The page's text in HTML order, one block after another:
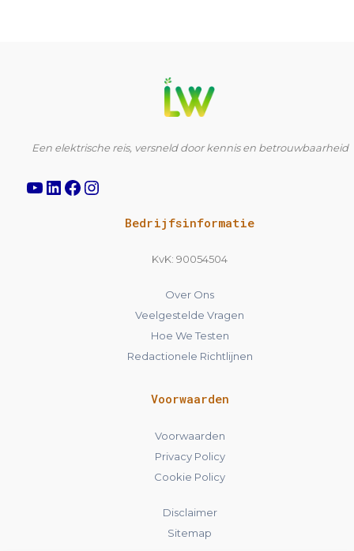
Een elektrische reis, versneld door kennis en betrouwbaarheid
Instagram
Bedrijfsinformatie
KvK: 90054504
Over Ons
Veelgestelde Vragen
Hoe We Testen
Redactionele Richtlijnen
Voorwaarden
Voorwaarden
Privacy Policy
Cookie Policy
Disclaimer
Sitemap